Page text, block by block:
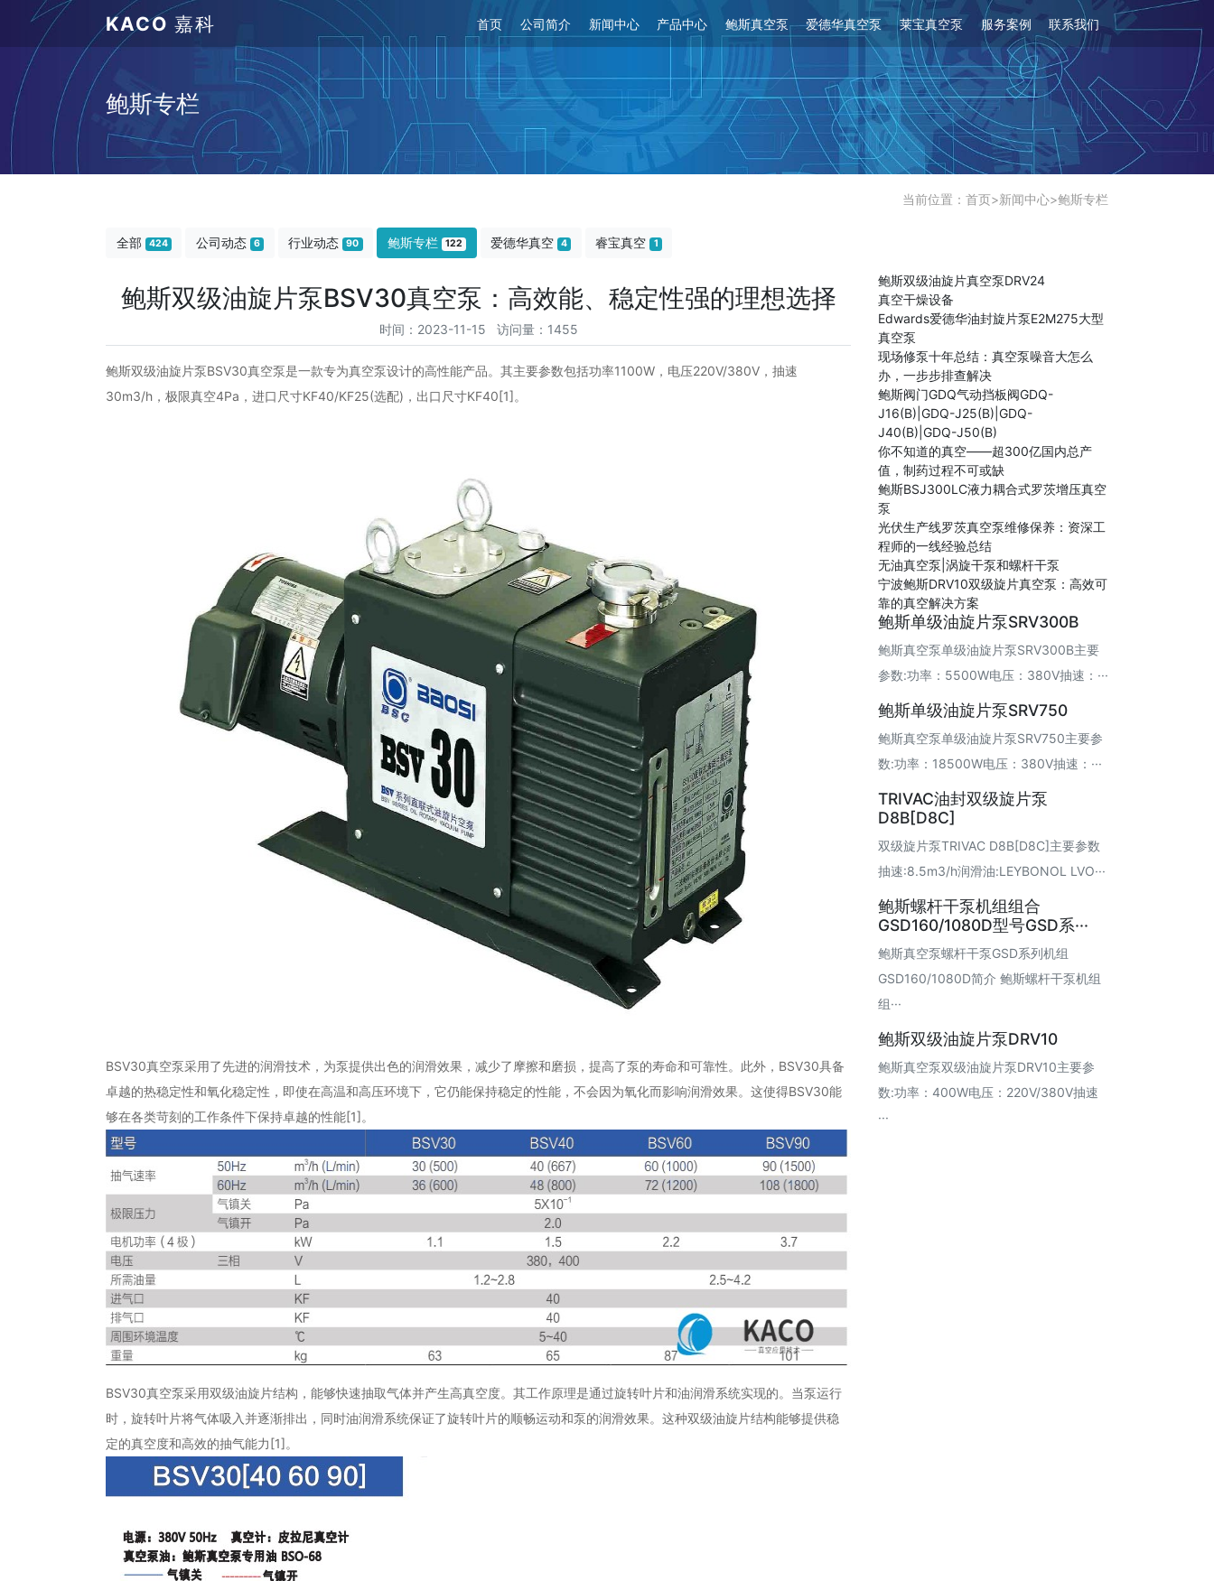
KACO 嘉科 首页 公司简介 新闻中心 产品中心 鲍斯真空泵 爱德华真空泵 莱宝真空泵 服务案例 联系我们
鲍斯专栏
当前位置： 首页>新闻中心>鲍斯专栏
全部 424 公司动态 6 行业动态 90 鲍斯专栏 122 爱德华真空 4 睿宝真空 1
鲍斯双级油旋片泵BSV30真空泵：高效能、稳定性强的理想选择
时间：2023-11-15 访问量：1455
鲍斯双级油旋片泵BSV30真空泵是一款专为真空泵设计的高性能产品。其主要参数包括功率1100W，电压220V/380V，抽速
30m3/h，极限真空4Pa，进口尺寸KF40/KF25(选配)，出口尺寸KF40[1]。
BSV30真空泵采用了先进的润滑技术，为泵提供出色的润滑效果，减少了摩擦和磨损，提高了泵的寿命和可靠性。此外，BSV30具备
卓越的热稳定性和氧化稳定性，即使在高温和高压环境下，它仍能保持稳定的性能，不会因为氧化而影响润滑效果。这使得BSV30能
够在各类苛刻的工作条件下保持卓越的性能[1]。
BSV30真空泵采用双级油旋片结构，能够快速抽取气体并产生高真空度。其工作原理是通过旋转叶片和油润滑系统实现的。当泵运行
时，旋转叶片将气体吸入并逐渐排出，同时油润滑系统保证了旋转叶片的顺畅运动和泵的润滑效果。这种双级油旋片结构能够提供稳
定的真空度和高效的抽气能力[1]。
鲍斯双级油旋片真空泵DRV24
真空干燥设备
Edwards爱德华油封旋片泵E2M275大型
真空泵
现场修泵十年总结：真空泵噪音大怎么
办，一步步排查解决
鲍斯阀门GDQ气动挡板阀GDQ-
J16(B)|GDQ-J25(B)|GDQ-
J40(B)|GDQ-J50(B)
你不知道的真空——超300亿国内总产
值，制药过程不可或缺
鲍斯BSJ300LC液力耦合式罗茨增压真空
泵
光伏生产线罗茨真空泵维修保养：资深工
程师的一线经验总结
无油真空泵|涡旋干泵和螺杆干泵
宁波鲍斯DRV10双级旋片真空泵：高效可
靠的真空解决方案
鲍斯单级油旋片泵SRV300B
鲍斯真空泵单级油旋片泵SRV300B主要
参数:功率：5500W电压：380V抽速：···
鲍斯单级油旋片泵SRV750
鲍斯真空泵单级油旋片泵SRV750主要参
数:功率：18500W电压：380V抽速：···
TRIVAC油封双级旋片泵
D8B[D8C]
双级旋片泵TRIVAC D8B[D8C]主要参数
抽速:8.5m3/h润滑油:LEYBONOL LVO···
鲍斯螺杆干泵机组组合
GSD160/1080D型号GSD系···
鲍斯真空泵螺杆干泵GSD系列机组
GSD160/1080D简介 鲍斯螺杆干泵机组
组···
鲍斯双级油旋片泵DRV10
鲍斯真空泵双级油旋片泵DRV10主要参
数:功率：400W电压：220V/380V抽速
···